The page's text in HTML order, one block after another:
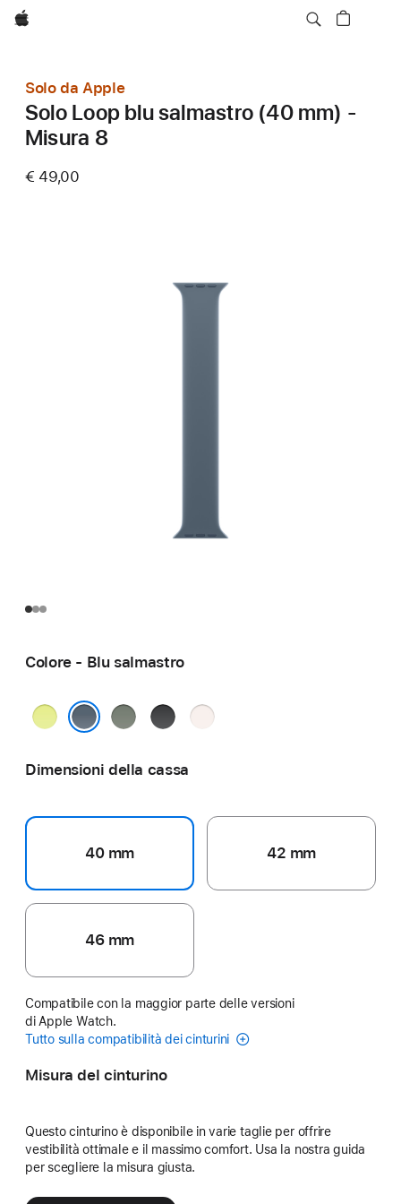
Apple
Solo da Apple
Solo Loop blu salmastro (40 mm) -
Misura 8
€ 49,00
Colore - Blu salmastro
Giallo
Grigioverde
Nero
Rosa
Dimensioni della cassa
40 mm 42 mm
46 mm
Compatibile con la maggior parte delle versioni
di Apple Watch.
Tutto sulla compatibilità dei cinturini
Misura del cinturino
Questo cinturino è disponibile in varie taglie per offrire
vestibilità ottimale e il massimo comfort. Usa la nostra guida
per scegliere la misura giusta.